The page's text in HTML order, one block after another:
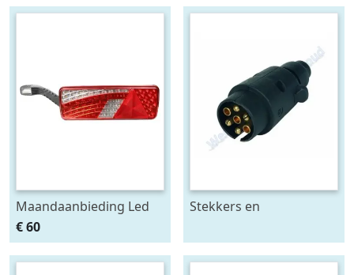
Maandaanbieding Led
achterlicht 12-24V links
m. breedtelamp
€ 60
Stekkers en